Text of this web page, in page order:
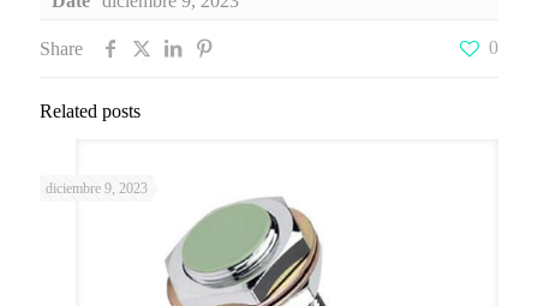
Share 0
Related posts
diciembre 9, 2023